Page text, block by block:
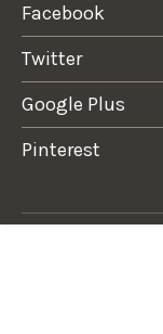
Facebook
Twitter
Google Plus
Pinterest